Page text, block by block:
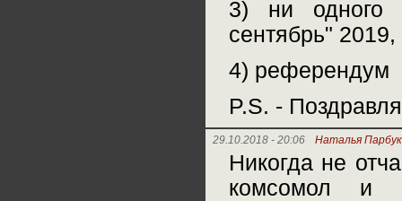
3) ни одного
сентябрь"
4) референдум
P.S. -
29.10.2018 - 20:06 Наталья
Никогда не
комсомол и